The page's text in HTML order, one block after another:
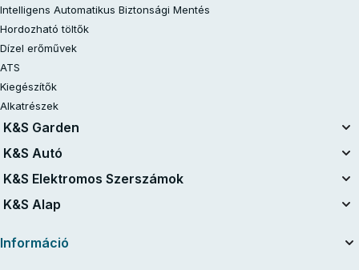
Intelligens Automatikus Biztonsági Mentés
Hordozható töltők
Dízel erőművek
ATS
Kiegészítők
Alkatrészek
K&S Garden
Egységes Akkumulátor Rendszer
Láncfűrészek
Fűnyírók
K&S Autó
Légkompresszorok
K&S Elektromos Szerszámok
Elektromos szerszámok
K&S Alap
Inverter Generátorok K&S Basic
Információ